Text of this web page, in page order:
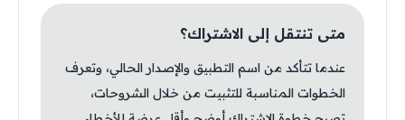
متى تنتقل إلى الاشتراك؟
عندما تتأكد من اسم التطبيق والإصدار الحالي، وتعرف
الخطوات المناسبة للتثبيت من خلال الشروحات،